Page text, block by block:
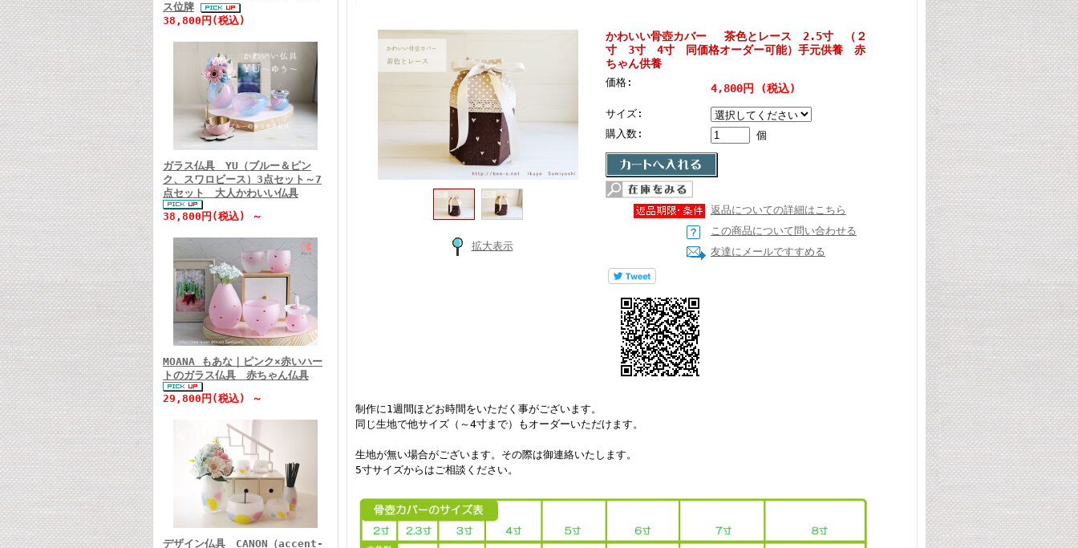
ス位牌
38,800円(税込)
ガラス仏具 YU（ブルー＆ピン
ク、スワロビース）3点セット～7
点セット 大人かわいい仏具
38,800円(税込) ～
MOANA もあな｜ピンク×赤いハー
トのガラス仏具 赤ちゃん仏具
29,800円(税込) ～
デザイン仏具 CANON（accent-
拡大表示
かわいい骨壺カバー 茶色とレース 2.5寸 （２
寸 3寸 4寸 同価格オーダー可能）手元供養 赤
ちゃん供養
価格: 4,800円 (税込)
サイズ:
購入数:
個
返品についての詳細はこちら
この商品について問い合わせる
友達にメールですすめる
制作に1週間ほどお時間をいただく事がございます。
同じ生地で他サイズ（～4寸まで）もオーダーいただけます。
生地が無い場合がございます。その際は御連絡いたします。
5寸サイズからはご相談ください。